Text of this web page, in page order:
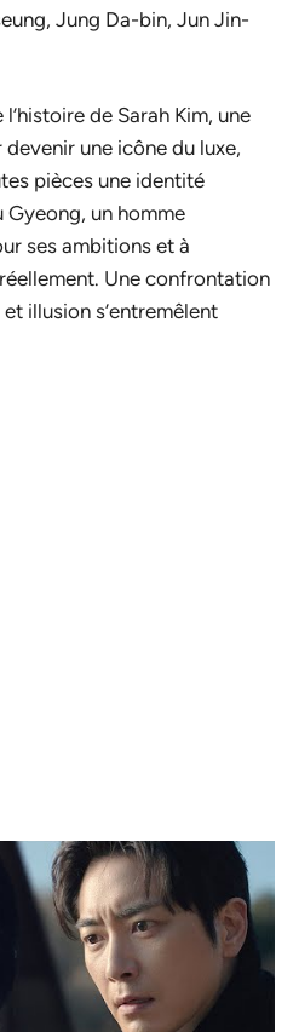
Jung Da-bin, Jun Jin-
de Sarah Kim, une
une icône du luxe,
pièces une identité
Gyeong, un homme
ses ambitions et à
Une confrontation
illusion s’entremêlent